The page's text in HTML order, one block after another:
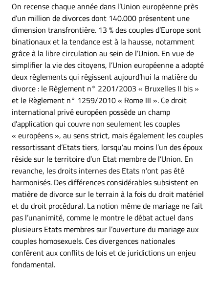
On recense chaque année dans l’Union européenne près
d’un million de divorces dont 140.000 présentent une
dimension transfrontière. 13 % des couples d’Europe sont
binationaux et la tendance est à la hausse, notamment
grâce à la libre circulation au sein de l’Union. En vue de
simplifier la vie des citoyens, l’Union européenne a adopté
deux règlements qui régissent aujourd’hui la matière du
divorce : le Règlement n° 2201/2003 « Bruxelles II bis »
et le Règlement n° 1259/2010 « Rome III ». Ce droit
international privé européen possède un champ
d’application qui couvre non seulement les couples
« européens », au sens strict, mais également les couples
ressortissant d’Etats tiers, lorsqu’au moins l’un des époux
réside sur le territoire d’un Etat membre de l’Union. En
revanche, les droits internes des Etats n’ont pas été
harmonisés. Des différences considérables subsistent en
matière de divorce sur le terrain à la fois du droit matériel
et du droit procédural. La notion même de mariage ne fait
pas l’unanimité, comme le montre le débat actuel dans
plusieurs Etats membres sur l’ouverture du mariage aux
couples homosexuels. Ces divergences nationales
confèrent aux conflits de lois et de juridictions un enjeu
fondamental.